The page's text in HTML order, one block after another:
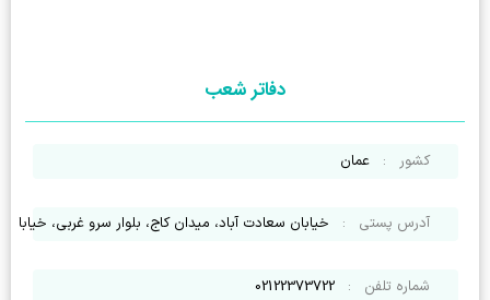
دفاتر شعب
کشور :عمان
آدرس پستی : خیابان سعادت آباد، میدان کاج، بلوار سرو غربی، خیابان ریاضی
شماره تلفن :
02122373722